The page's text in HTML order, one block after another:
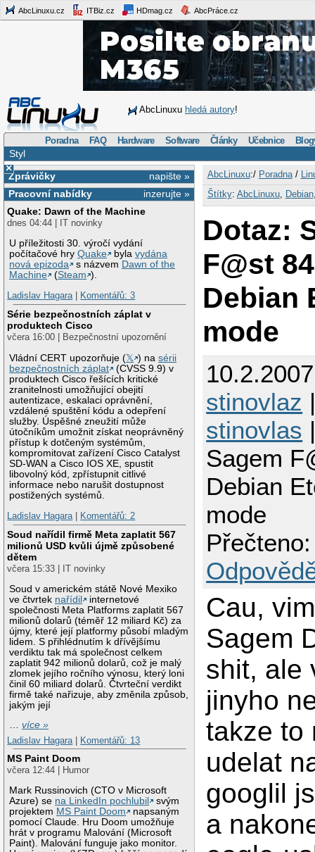
AbcLinuxu.cz ITBiz.cz HDmag.cz AbcPráce.cz
AbcLinuxu hledá autory!
Poradna FAQ Hardware Software Články Učebnice
Styl
×
napište »
Zprávičky
inzerujte »
Pracovní nabídky
Quake: Dawn of the Machine
dnes 04:44 | IT novinky
U příležitosti 30. výročí vydání
počítačové hryQuake bylavydána
nová epizoda
s názvem Dawn of the
Machine
(Steam ).
Ladislav Hagara| Komentářů: 3
Série bezpečnostních záplat v
produktech Cisco
včera 16:00 | Bezpečnostní upozornění
Vládní CERT upozorňuje (𝕏 ) nasérii
bezpečnostních záplat
(CVSS 9.9) v
produktech Cisco řešících kritické
zranitelnosti umožňující obejití
autentizace, eskalaci oprávnění,
vzdálené spuštění kódu a odepření
služby. Úspěšné zneužití může
útočníkům umožnit získat neoprávněný
přístup k dotčeným systémům,
kompromitovat zařízení Cisco Catalyst
SD-WAN a Cisco IOS XE, spustit
libovolný kód, zpřístupnit citlivé
informace nebo narušit dostupnost
postižených systémů.
Ladislav Hagara| Komentářů: 2
Soud nařídil firmě Meta zaplatit 567
milionů USD kvůli újmě způsobené
dětem
včera 15:33 | IT novinky
Soud v americkém státě Nové Mexiko
ve čtvrtek nařídil
internetové
společnosti Meta Platforms zaplatit 567
milionů dolarů (téměř 12 miliard Kč) za
újmy, které její platformy působí mladým
lidem. S přihlédnutím k dřívějšímu
verdiktu tak má společnost celkem
zaplatit 942 milionů dolarů, což je malý
zlomek jejího ročního výnosu, který loni
činil 60 miliard dolarů. Čtvrteční verdikt
firmě také nařizuje, aby změnila způsob,
jakým její
…více »
Ladislav Hagara
Komentářů: 13
MS Paint Doom
včera 12:44 | Humor
Mark Russinovich (CTO v Microsoft
Azure) se na LinkedIn pochlubil
svým
projektem MS Paint Doom
napsaným
pomocí Claude. Hru Doom umožňuje
hrát v programu Malování (Microsoft
Paint). Malování funguje jako monitor.
AbcLinuxu:/ Poradna/
Štítky: AbcLinuxu, Debian
Dotaz:
F@st
Debian
mode
stinovlaz
stinovlas
Sagem
Debian
mode
Cau,
Sagem
shit, ale
jinyho
takze to
udelat
googlil
a